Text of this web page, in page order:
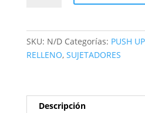
SKU: N/D Categorías: PUSH UP
RELLENO, SUJETADORES
Descripción